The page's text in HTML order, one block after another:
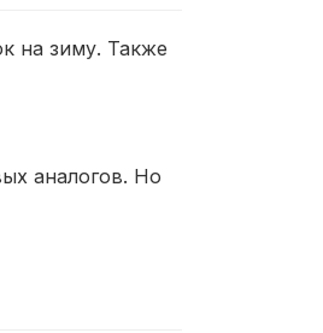
на зиму. Также
аналогов. Но